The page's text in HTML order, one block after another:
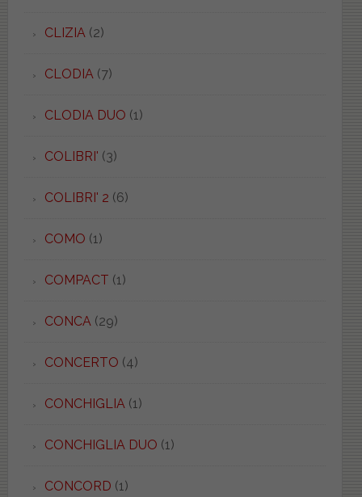
CLIZIA (2)
CLODIA (7)
CLODIA DUO (1)
COLIBRI' (3)
COLIBRI' 2 (6)
COMO (1)
COMPACT (1)
CONCA (29)
CONCERTO (4)
CONCHIGLIA (1)
CONCHIGLIA DUO (1)
CONCORD (1)